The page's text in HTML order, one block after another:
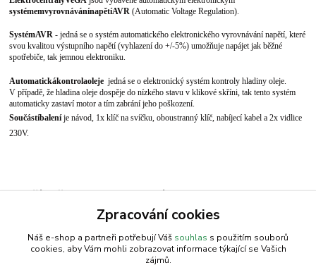
systémemvyrovnávánínapětíAVR (Automatic Voltage Regulation).
SystémAVR - jedná se o systém automatického elektronického vyrovnávání napětí, které
svou kvalitou výstupního napětí (vyhlazení do +/-5%) umožňuje napájet jak běžné
spotřebiče, tak jemnou elektroniku.
Automatickákontrolaoleje jedná se o elektronický systém kontroly hladiny oleje.
V případě, že hladina oleje dospěje do nízkého stavu v klikové skříni, tak tento systém
automaticky zastaví motor a tím zabrání jeho poškození.
Součástíbaleníje návod, 1x klíč na svíčku, oboustranný klíč, nabíjecí kabel a 2x vidlice
230V.
Zboží zařazeno v kategoriích
Zpracování cookies
Náš e-shop a partneři potřebují Váš souhlas s použitím souborů
cookies, aby Vám mohli zobrazovat informace týkající se Vašich
zájmů.